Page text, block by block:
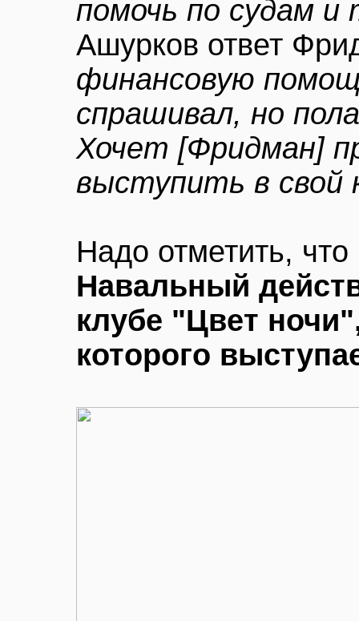
помочь по судам и
Ашурков ответ
финансовую
спрашивал, но
Хочет [Фридман]
выступить в свой
Надо отметить, что
Навальный
клубе "Цвет
которого